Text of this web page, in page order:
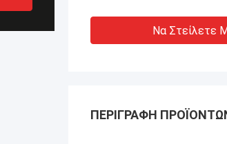
Να Στείλετε
ΠΕΡΙΓΡΑΦΉ